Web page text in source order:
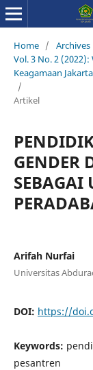
Home / Archives
Vol. 3 No. 2
Keagamaan Jakarta
/
Artikel
GENDER
SEBAGAI
Arifah Nurfai
Universitas
DOI: https://
Keywords:
pesantren